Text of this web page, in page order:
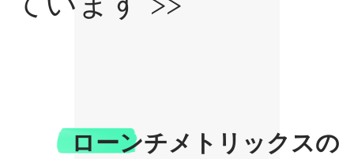
ローンチメトリックスの